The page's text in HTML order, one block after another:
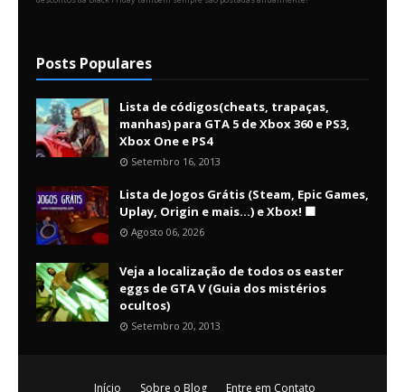
Posts Populares
Lista de códigos(cheats, trapaças,
manhas) para GTA 5 de Xbox 360 e PS3,
Xbox One e PS4
Setembro 16, 2013
Lista de Jogos Grátis (Steam, Epic Games,
Uplay, Origin e mais...) e Xbox! 🟩
Agosto 06, 2026
Veja a localização de todos os easter
eggs de GTA V (Guia dos mistérios
ocultos)
Setembro 20, 2013
Início Sobre o Blog Entre em Contato